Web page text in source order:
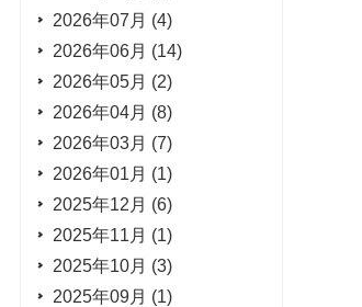
2026年07月 (4)
2026年06月 (14)
2026年05月 (2)
2026年04月 (8)
2026年03月 (7)
2026年01月 (1)
2025年12月 (6)
2025年11月 (1)
2025年10月 (3)
2025年09月 (1)